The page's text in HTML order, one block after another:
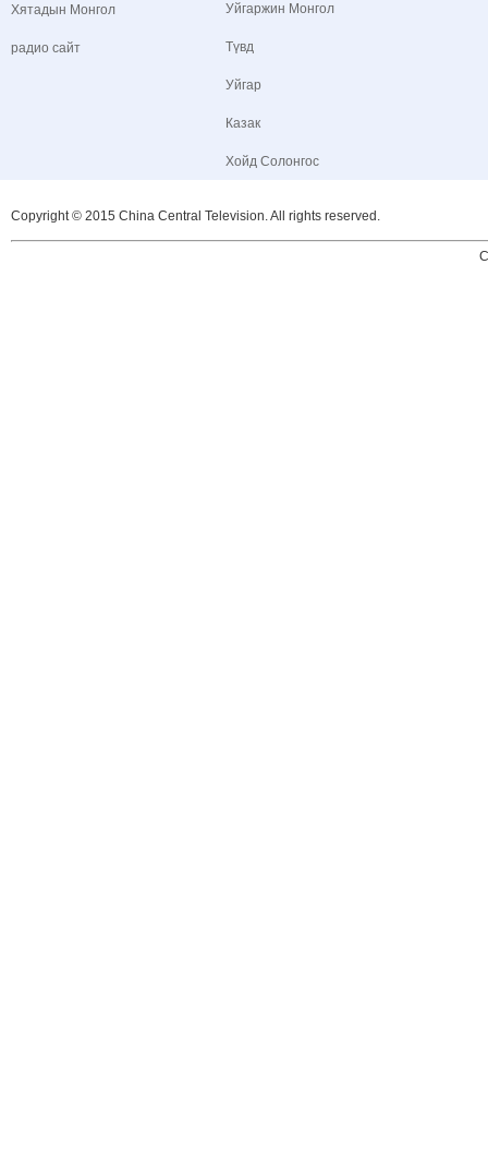
Хятадын Монгол
радио сайт
Уйгаржин Монгол
Түвд
Уйгар
Казак
Хойд Солонгос
Copyright © 2015 China Central Television. All rights reserved.